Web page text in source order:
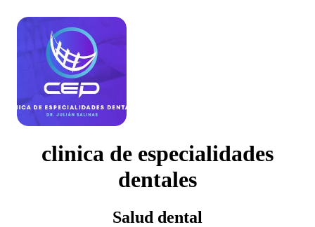
clinica de especialidades
dentales
Salud dental